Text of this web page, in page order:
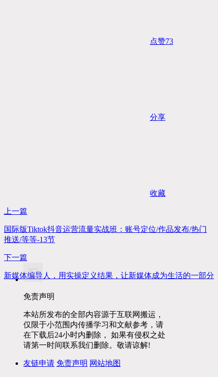
点赞73
分享
收藏
上一篇
国际版Tiktok抖音运营流量实战班：账号定位/作品发布/热门
推送/等等-13节
下一篇
新媒体编导人，用实操定义结果，让新媒体成为生活的一部分
免责声明
本站所发布的全部内容源于互联网搬运，
仅限于小范围内传播学习和文献参考，请
在下载后24小时内删除， 如果有侵权之处
请第一时间联系我们删除。敬请谅解!
友链申请 免责声明 网站地图